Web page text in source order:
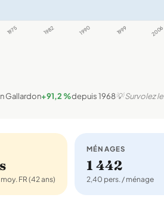
1975 1982 1990 1999 2006
Gallardon+91,2 %depuis 1968💡 Survolez
FR (42 ans)
MÉNAGES
1 442
2,40 pers. / ménage